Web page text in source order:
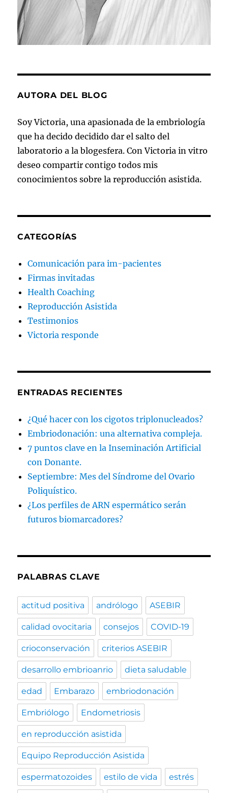
AUTORA DEL BLOG
Soy Victoria, una apasionada de la embriología
que ha decido decidido dar el salto del
laboratorio a la blogesfera. Con Victoria in vitro
deseo compartir contigo todos mis
conocimientos sobre la reproducción asistida.
CATEGORÍAS
Comunicación para im-pacientes
Firmas invitadas
Health Coaching
Reproducción Asistida
Testimonios
Victoria responde
ENTRADAS RECIENTES
¿Qué hacer con los cigotos triplonucleados?
Embriodonación: una alternativa compleja.
7 puntos clave en la Inseminación Artificial
con Donante.
Septiembre: Mes del Síndrome del Ovario
Poliquístico.
¿Los perfiles de ARN espermático serán
futuros biomarcadores?
PALABRAS CLAVE
actitud positiva andrólogo ASEBIR
calidad ovocitaria consejos COVID-19
crioconservación criterios ASEBIR
desarrollo embrioanrio dieta saludable
edad Embarazo embriodonación
Embriólogo Endometriosis
en reproducción asistida
Equipo Reproducción Asistida
espermatozoides estilo de vida estrés